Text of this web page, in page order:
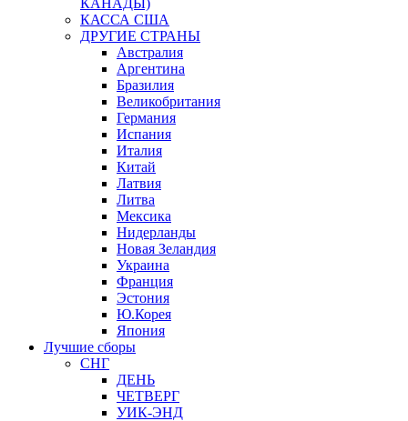
КАНАДЫ)
КАССА США
ДРУГИЕ СТРАНЫ
Австралия
Аргентина
Бразилия
Великобритания
Германия
Испания
Италия
Китай
Латвия
Литва
Мексика
Нидерланды
Новая Зеландия
Украина
Франция
Эстония
Ю.Корея
Япония
Лучшие сборы
СНГ
ДЕНЬ
ЧЕТВЕРГ
УИК-ЭНД